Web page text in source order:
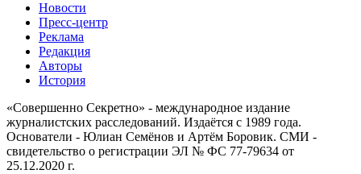
Новости
Пресс-центр
Реклама
Редакция
Авторы
История
«Совершенно Секретно» - международное издание
журналистских расследований. Издаётся с 1989 года.
Основатели - Юлиан Семёнов и Артём Боровик. CМИ -
свидетельство о регистрации ЭЛ № ФС 77-79634 от
25.12.2020 г.